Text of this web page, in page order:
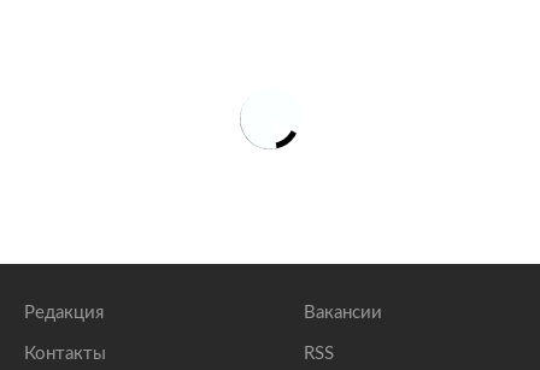
Редакция
Контакты
Вакансии
RSS